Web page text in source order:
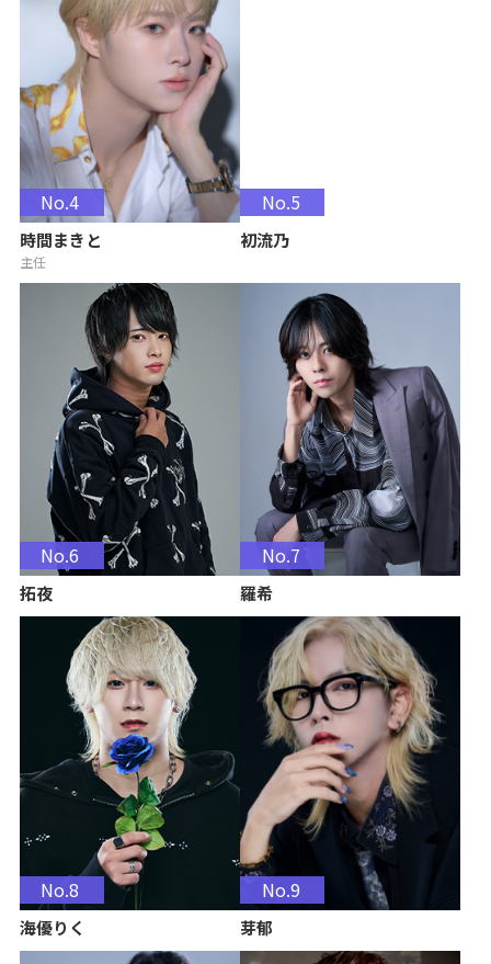
No.4
時間まきと
主任
No.5
初流乃
No.6
拓夜
No.7
羅希
No.8
海優りく
No.9
芽郁